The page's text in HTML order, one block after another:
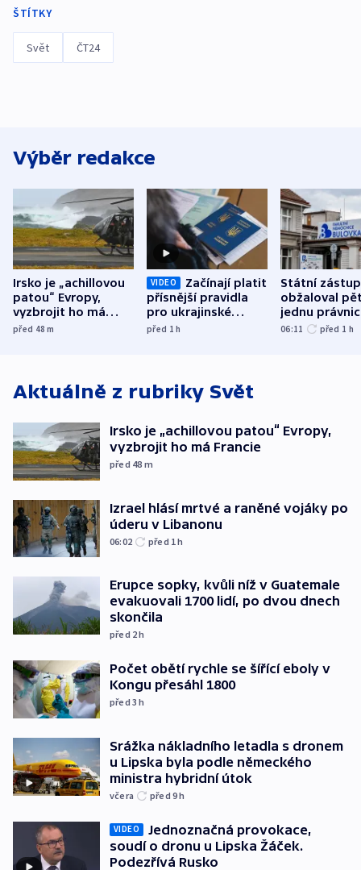
ŠTÍTKY
Svět ČT24
Výběr redakce
Irsko je „achillovou
patou“ Evropy,
vyzbrojit ho má
Francie
před 48m
VIDEO
Začínají platit
přísnější pravidla
pro ukrajinské
uprchlíky
před 1h
Státní
obžaloval
jednu
osobu v
06:11 před 1 h
Aktuálně z rubriky Svět
Irsko je „achillovou patou“ Evropy,
vyzbrojit ho má Francie
před 48 m
Izrael hlásí mrtvé a raněné vojáky po
úderu v Libanonu
06:02 před 1h
Erupce sopky, kvůli níž v Guatemale
evakuovali 1700 lidí, po dvou dnech
skončila
před 2h
Počet obětí rychle se šířící eboly v
Kongu přesáhl 1800
před 3h
Srážka nákladního letadla s dronem
u Lipska byla podle německého
ministra hybridní útok
včera před 9h
VIDEO
Jednoznačná provokace,
soudí o dronu u Lipska Žáček.
Podezřívá Rusko